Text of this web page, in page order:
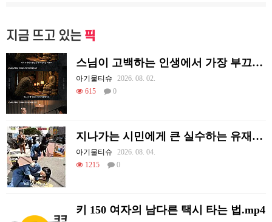
지금 뜨고 있는 픽
스님이 고백하는 인생에서 가장 부끄러웠던 순간
아기물티슈
2026. 08. 02.
615
0
지나가는 시민에게 큰 실수하는 유재석.jpg
아기물티슈
2026. 08. 04.
1215
0
키 150 여자의 남다른 택시 타는 법.mp4